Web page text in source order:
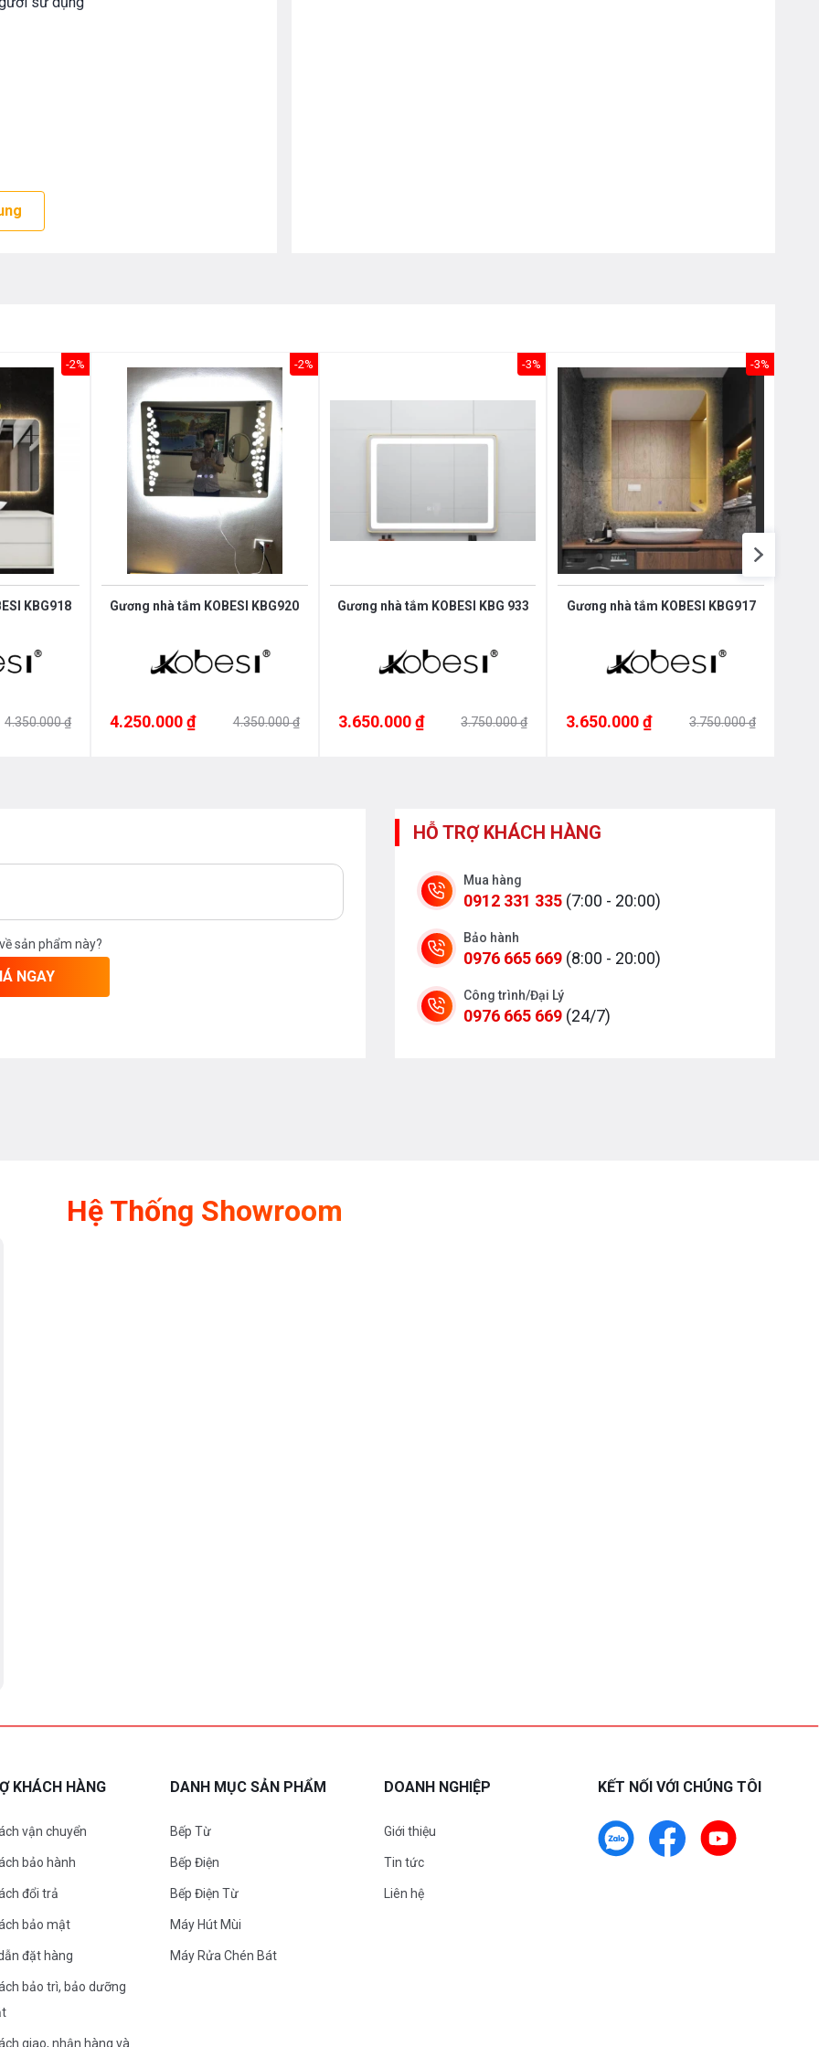
sự sạch sẽ và tiện nghi khi sử
và thiết bị nhà bếp vui lòng liên hệ
hoặc trực tiếp địa chỉ hệ thống của
bán hàng của chúng tôi
-2%
KBG918
4.350.000 ₫
-2%
Gương nhà tắm KOBESI KBG920
4.250.000 ₫ 4.350.000 ₫
-3%
Gương nhà tắm KOBESI KBG 933
3.650.000 ₫ 3.750.000 ₫
-3%
Gương nhà tắm KOBESI KBG917
3.650.000 ₫ 3.750.000 ₫
sản phẩm này?
NGAY
HỖ TRỢ KHÁCH HÀNG
Mua hàng
0912 331 335 (7:00 - 20:00)
Bảo hành
0976 665 669 (8:00 - 20:00)
Công trình/Đại Lý
0976 665 669 (24/7)
Hệ Thống Showroom
KHÁCH HÀNG
vận chuyển
bảo hành
đổi trả
bảo mật
đặt hàng
bảo trì, bảo dưỡng
giao, nhận hàng và
DANH MỤC SẢN PHẨM
Bếp Từ
Bếp Điện
Bếp Điện Từ
Máy Hút Mùi
Máy Rửa Chén Bát
DOANH NGHIỆP
Giới thiệu
Tin tức
Liên hệ
KẾT NỐI VỚI CHÚNG TÔI